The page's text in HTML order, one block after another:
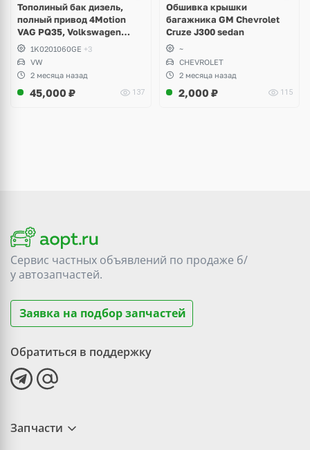
Тополиный бак дизель,
полный привод 4Motion
VAG PQ35, Volkswagen
Scirocco, Golf V, VI, Skoda
Yeti, Octavia A5, Superb,
Audi A3, Seat Altea
1K0201060GE +3
VW
2 месяца назад
45,000 ₽ 137
Обшивка крышки
багажника GM Chevrolet
Cruze J300 sedan
~
CHEVROLET
2 месяца назад
2,000 ₽ 115
Сервис частных объявлений по продаже б/
уавтозапчастей.
Заявка на подбор запчастей
Обратиться в поддержку
Запчасти